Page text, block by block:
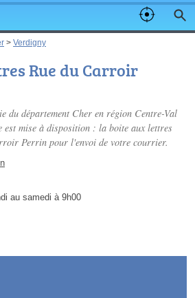
> Verdigny
Rue du Carroir
du département Cher en région Centre-Val
est mise à disposition : la boite aux lettres
Perrin pour l'envoi de votre courrier.
au samedi à 9h00